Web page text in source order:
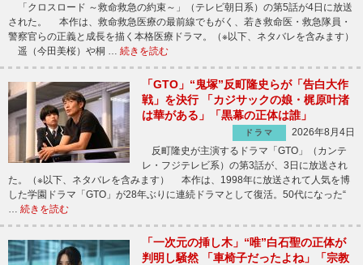
「クロスロード ～救命救急の約束～」（テレビ朝日系）の第5話が4日に放送
された。 本作は、救命救急医療の最前線でもがく、若き救命医・救急隊員・
警察官らの正義と成長を描く本格医療ドラマ。（※以下、ネタバレを含みます）
遥（今田美桜）や桐 … 続きを読む
「GTO」“鬼塚”反町隆史らが「告白大作
戦」を決行 「カジサックの娘・梶原叶渚
は華がある」「黒幕の正体は誰」
ドラマ
2026年8月4日
反町隆史が主演するドラマ「GTO」（カンテ
レ・フジテレビ系）の第3話が、3日に放送され
た。（※以下、ネタバレを含みます） 本作は、1998年に放送されて人気を博
した学園ドラマ「GTO」が28年ぶりに連続ドラマとして復活。50代になった“
続きを読む
「一次元の挿し木」“唯”白石聖の正体が
判明し騒然 「車椅子だったよね」「宗教